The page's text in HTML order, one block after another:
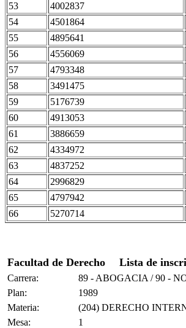
53 4002837
54 4501864
55 4895641
56 4556069
57 4793348
58 3491475
59 5176739
60 4913053
61 3886659
62 4334972
63 4837252
64 2996829
65 4797942
66 5270714
Facultad de Derecho Lista de
Carrera:
89 - ABOGACIA / 90 -
Plan:
1989
Materia:
(204) DERECHO
Mesa:
1